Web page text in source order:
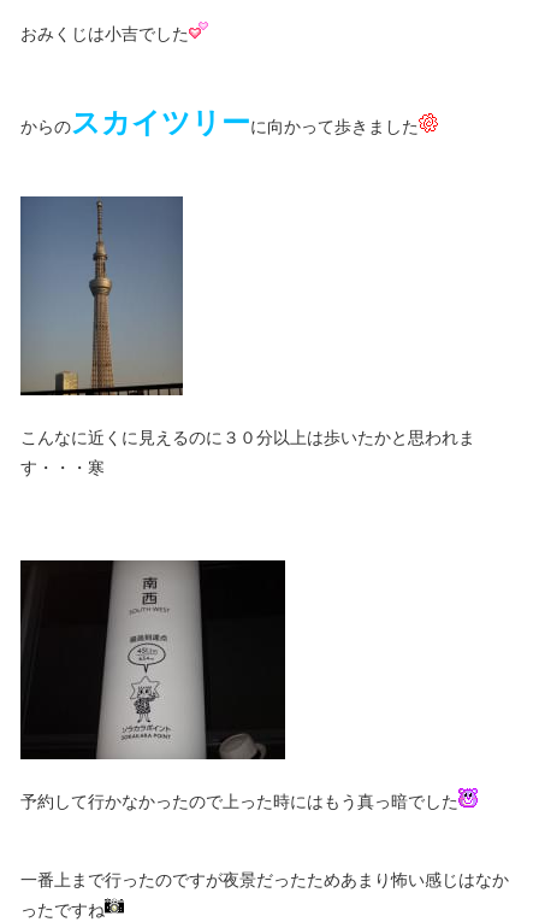
おみくじは小吉でした
からのスカイツリーに向かって歩きました
こんなに近くに見えるのに３０分以上は歩いたかと思われま
す・・・寒
予約して行かなかったので上った時にはもう真っ暗でした
一番上まで行ったのですが夜景だったためあまり怖い感じはなか
ったですね